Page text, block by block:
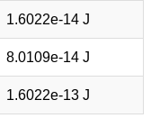
1.6022e-14 J
8.0109e-14 J
1.6022e-13 J